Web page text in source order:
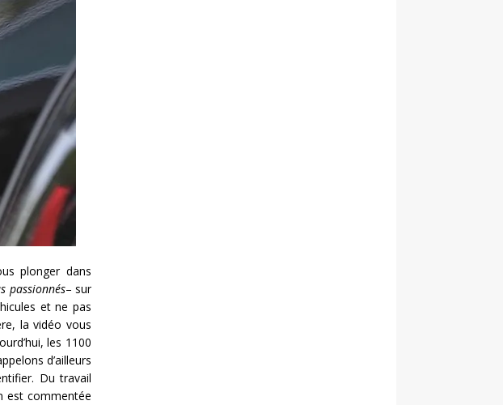
plonger dans
passionnés– sur
et ne pas
la vidéo vous
les 1100
d’ailleurs
Du travail
est commentée